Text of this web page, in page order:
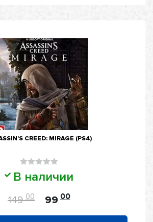
CREED: MIRAGE (PS4)
Оценка
0
из
5
В наличии
149 00 99 00